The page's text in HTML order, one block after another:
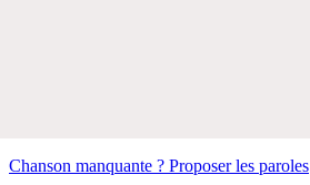
Chanson manquante ? Proposer les paroles